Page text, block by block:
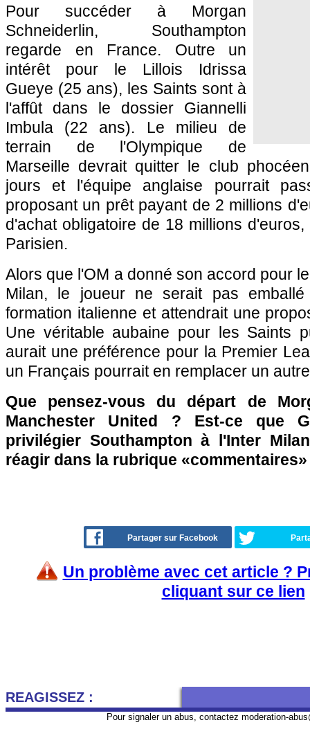
Pour succéder à Morgan
Schneiderlin, Southampton
regarde en France. Outre un
intérêt pour le Lillois Idrissa
Gueye (25 ans), les Saints sont à
l'affût dans le dossier Giannelli
Imbula (22 ans). Le milieu de
terrain de l'Olympique de
Marseille devrait quitter le club
jours et l'équipe anglaise pourrait
proposant un prêt payant de 2 millions
d'achat obligatoire de 18 millions
Parisien.
Alors que l'OM a donné son accord pour
Milan, le joueur ne serait pas
formation italienne et attendrait une
Une véritable aubaine pour les Saints
aurait une préférence pour la Premier
un Français pourrait en remplacer un
Que pensez-vous du départ de
Manchester United ? Est-ce que
privilégier Southampton à l'Inter
réagir dans la rubrique
Partager sur Facebook
Un problème avec cet article ?
cliquant sur ce lien
REAGISSEZ :
Pour signaler un abus, contactez moderation-